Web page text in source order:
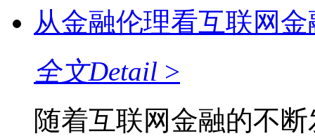
从金融伦理看互联网
全文Detail >
随着互联网金融的不